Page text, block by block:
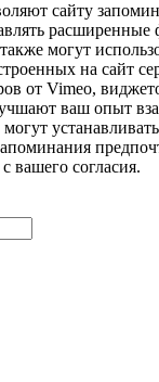
сайту
расширенные
могут
на сайт
от Vimeo,
ваш опыт
вашего согласия.